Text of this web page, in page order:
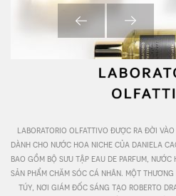
laboratorio olfattivo được ra đời vào
dành cho nước hoa niche của daniela
bao gồm bộ sưu tập eau de parfum,
sản phẩm chăm sóc cá nhân. một
túy, nơi giám đốc sáng tạo roberto